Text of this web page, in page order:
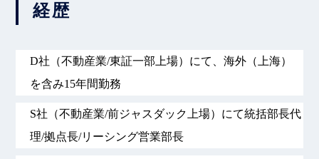
経歴
D社（不動産業/東証一部上場）にて、海外（上海）
を含み15年間勤務
S社（不動産業/前ジャスダック上場）にて統括部長代
理/拠点長/リーシング営業部長